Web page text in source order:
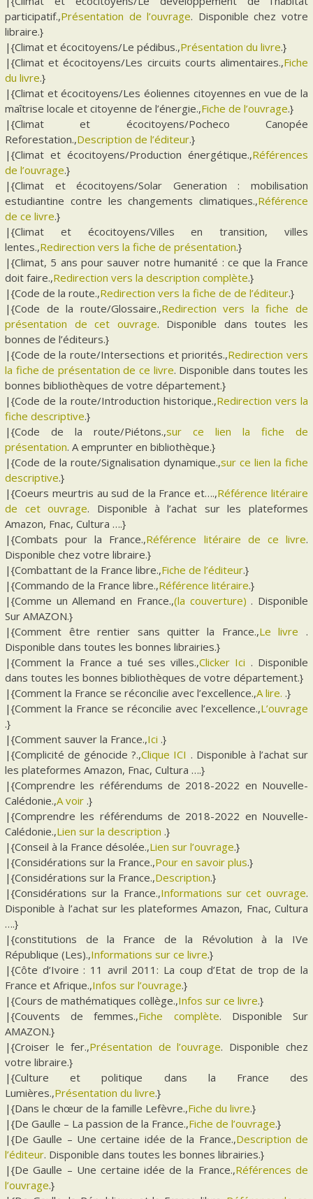
participatif.,Présentation de l’ouvrage. Disponible chez votre
libraire.}
|{Climat et écocitoyens/Le pédibus.,Présentation du livre.}
|{Climat et écocitoyens/Les circuits courts alimentaires.,Fiche
du livre.}
|{Climat et écocitoyens/Les éoliennes citoyennes en vue de la
maîtrise locale et citoyenne de l’énergie.,Fiche de l’ouvrage.}
|{Climat et écocitoyens/Pocheco Canopée
Reforestation.,Description de l’éditeur.}
|{Climat et écocitoyens/Production énergétique.,Références
de l’ouvrage.}
|{Climat et écocitoyens/Solar Generation : mobilisation
estudiantine contre les changements climatiques.,Référence
de ce livre.}
|{Climat et écocitoyens/Villes en transition, villes
lentes.,Redirection vers la fiche de présentation.}
|{Climat, 5 ans pour sauver notre humanité : ce que la France
doit faire.,Redirection vers la description complète.}
|{Code de la route.,Redirection vers la fiche de de l’éditeur.}
|{Code de la route/Glossaire.,Redirection vers la fiche de
présentation de cet ouvrage. Disponible dans toutes les
bonnes de l’éditeurs.}
|{Code de la route/Intersections et priorités.,Redirection vers
la fiche de présentation de ce livre. Disponible dans toutes les
bonnes bibliothèques de votre département.}
|{Code de la route/Introduction historique.,Redirection vers la
fiche descriptive.}
|{Code de la route/Piétons.,sur ce lien la fiche de
présentation. A emprunter en bibliothèque.}
|{Code de la route/Signalisation dynamique.,sur ce lien la fiche
descriptive.}
|{Coeurs meurtris au sud de la France et….,Référence litéraire
de cet ouvrage. Disponible à l’achat sur les plateformes
Amazon, Fnac, Cultura ….}
|{Combats pour la France.,Référence litéraire de ce livre.
Disponible chez votre libraire.}
|{Combattant de la France libre.,Fiche de l’éditeur.}
|{Commando de la France libre.,Référence litéraire.}
|{Comme un Allemand en France.,(la couverture) . Disponible
Sur AMAZON.}
|{Comment être rentier sans quitter la France.,Le livre .
Disponible dans toutes les bonnes librairies.}
|{Comment la France a tué ses villes.,Clicker Ici . Disponible
dans toutes les bonnes bibliothèques de votre département.}
|{Comment la France se réconcilie avec l’excellence.,A lire. .}
|{Comment la France se réconcilie avec l’excellence.,L’ouvrage
.}
|{Comment sauver la France.,Ici .}
|{Complicité de génocide ?.,Clique ICI . Disponible à l’achat sur
les plateformes Amazon, Fnac, Cultura ….}
|{Comprendre les référendums de 2018-2022 en Nouvelle-
Calédonie.,A voir .}
|{Comprendre les référendums de 2018-2022 en Nouvelle-
Calédonie.,Lien sur la description .}
|{Conseil à la France désolée.,Lien sur l’ouvrage.}
|{Considérations sur la France.,Pour en savoir plus.}
|{Considérations sur la France.,Description.}
|{Considérations sur la France.,Informations sur cet ouvrage.
Disponible à l’achat sur les plateformes Amazon, Fnac, Cultura
….}
|{constitutions de la France de la Révolution à la IVe
République (Les).,Informations sur ce livre.}
|{Côte d’Ivoire : 11 avril 2011: La coup d’Etat de trop de la
France et Afrique.,Infos sur l’ouvrage.}
|{Cours de mathématiques collège.,Infos sur ce livre.}
|{Couvents de femmes.,Fiche complète. Disponible Sur
AMAZON.}
|{Croiser le fer.,Présentation de l’ouvrage. Disponible chez
votre libraire.}
|{Culture et politique dans la France des
Lumières.,Présentation du livre.}
|{Dans le chœur de la famille Lefèvre.,Fiche du livre.}
|{De Gaulle – La passion de la France.,Fiche de l’ouvrage.}
|{De Gaulle – Une certaine idée de la France.,Description de
l’éditeur. Disponible dans toutes les bonnes librairies.}
|{De Gaulle – Une certaine idée de la France.,Références de
l’ouvrage.}